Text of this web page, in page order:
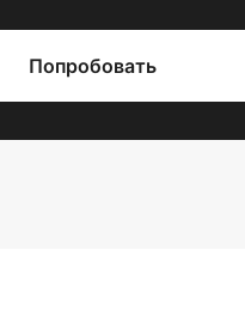
Попробовать